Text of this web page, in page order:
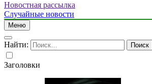
Новостная рассылка
Случайные новости
Меню
Найти:
Заголовки